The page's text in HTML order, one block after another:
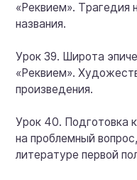
«Реквием». Трагедия
названия.
Урок 39. Широта
«Реквием».
произведения.
Урок 40. Подготовка
на проблемный
литературе первой